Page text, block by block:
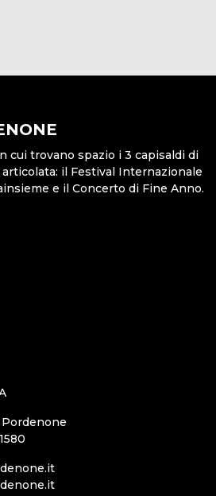
cui trovano spazio i 3 capisaldi di
il Festival Internazionale
e il Concerto di Fine Anno.
Pordenone